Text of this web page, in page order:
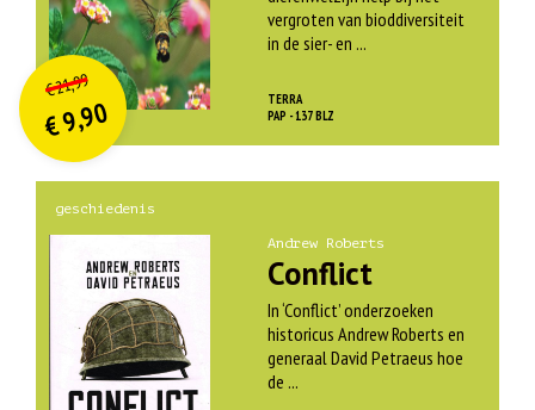
vergroten van bioddiversiteit
in de sier- en ...
TERRA
PAP - 137 BLZ
€21,99O
orspr
onkelijke
prijs
was:
€ 21,99.
€9,90
Huidige
prijs
is:
€ 9,90.
geschiedenis
Andrew Roberts
Conflict
In ‘Conflict’ onderzoeken
historicus Andrew Roberts en
generaal David Petraeus hoe
de ...